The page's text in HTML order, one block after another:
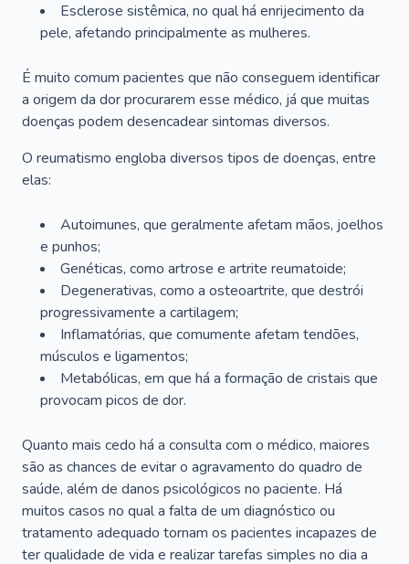
Esclerose sistêmica, no qual há enrijecimento da
pele, afetando principalmente as mulheres.
É muito comum pacientes que não conseguem identificar
a origem da dor procurarem esse médico, já que muitas
doenças podem desencadear sintomas diversos.
O reumatismo engloba diversos tipos de doenças, entre
elas:
Autoimunes, que geralmente afetam mãos, joelhos
e punhos;
Genéticas, como artrose e artrite reumatoide;
Degenerativas, como a osteoartrite, que destrói
progressivamente a cartilagem;
Inflamatórias, que comumente afetam tendões,
músculos e ligamentos;
Metabólicas, em que há a formação de cristais que
provocam picos de dor.
Quanto mais cedo há a consulta com o médico, maiores
são as chances de evitar o agravamento do quadro de
saúde, além de danos psicológicos no paciente. Há
muitos casos no qual a falta de um diagnóstico ou
tratamento adequado tornam os pacientes incapazes de
ter qualidade de vida e realizar tarefas simples no dia a